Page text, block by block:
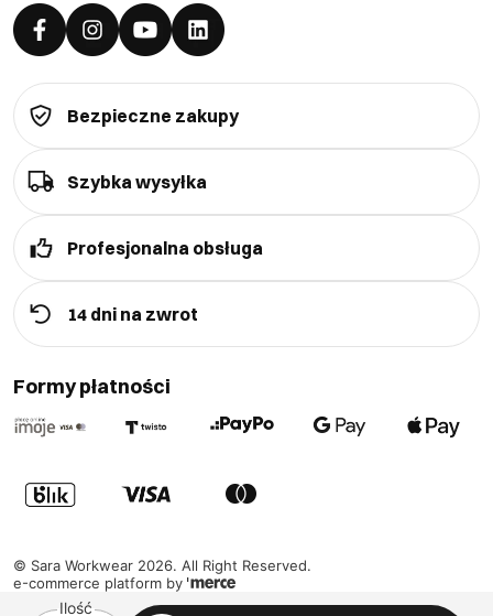
Ilość
Bezpieczne zakupy
Szybka wysyłka
Profesjonalna obsługa
14 dni na zwrot
Formy płatności
© Sara Workwear 2026. All Right Reserved.
e-commerce platform by